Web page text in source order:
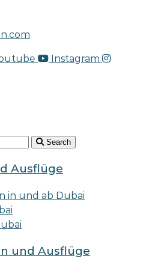
Instagram
Search
Ausflüge
in und ab Dubai
und Ausflüge